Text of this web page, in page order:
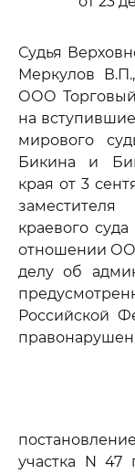
Судья
Меркулов
ООО
на
мирового
Бикина и
края от 3
краевого
отношении
делу об
Российской
участка N 47